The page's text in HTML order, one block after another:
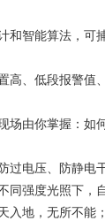
和智能算法，可
高、低段报警值
场由你掌握：如
过电压、防静电
同强度光照下，
入地，无所不能；